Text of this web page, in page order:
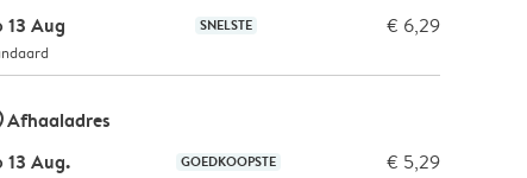
13 Aug
SNELSTE € 6,29
Afhaaladres
13 Aug.
GOEDKOOPSTE € 5,29